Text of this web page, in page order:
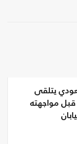
يتلقى
مواجهته